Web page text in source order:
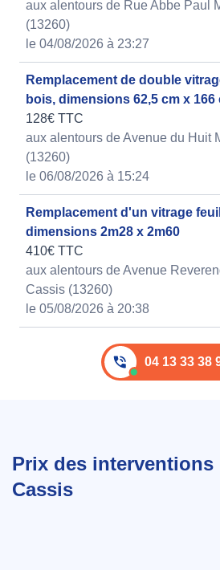
aux alentours de Rue Abbe Paul
(13260)
le 04/08/2026 à 23:27
Remplacement de double
bois, dimensions 62,5 cm x 166
128€ TTC
aux alentours de Avenue du Huit
(13260)
le 06/08/2026 à 15:24
Remplacement d'un vitrage
dimensions 2m28 x 2m60
410€ TTC
aux alentours de Avenue
Cassis (13260)
le 05/08/2026 à 20:38
04 13 33 38
Prix des
Cassis